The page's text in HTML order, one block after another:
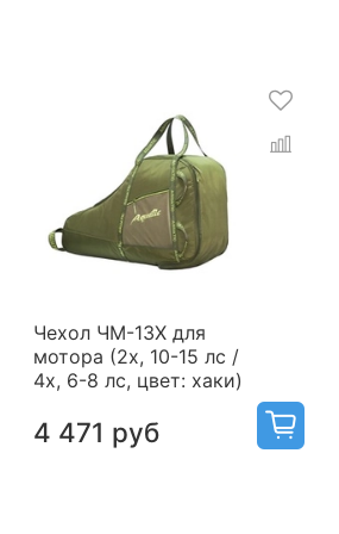
Чехол ЧМ-13Х для
мотора (2х, 10-15 лс /
4х, 6-8 лс, цвет: хаки)
4 471 руб